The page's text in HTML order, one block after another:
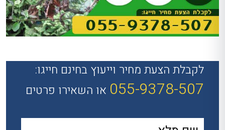
לקבלת הצעת מחיר וייעוץ בחינם חייגו:
055-9378-507 או השאירו פרטים